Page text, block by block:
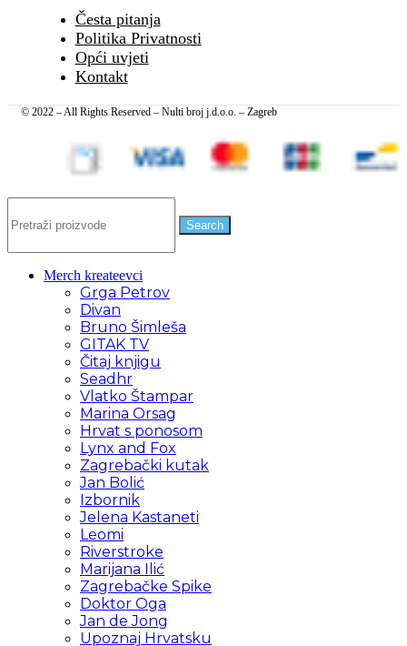
Česta pitanja
Politika Privatnosti
Opći uvjeti
Kontakt
© 2022 – All Rights Reserved – Nulti broj j.d.o.o. – Zagreb
Search
Merch kreateevci
Grga Petrov
Divan
Bruno Šimleša
GITAK TV
Čitaj knjigu
Seadhr
Vlatko Štampar
Marina Orsag
Hrvat s ponosom
Lynx and Fox
Zagrebački kutak
Jan Bolić
Izbornik
Jelena Kastaneti
Leomi
Riverstroke
Marijana Ilić
Zagrebačke Spike
Doktor Oga
Jan de Jong
Upoznaj Hrvatsku